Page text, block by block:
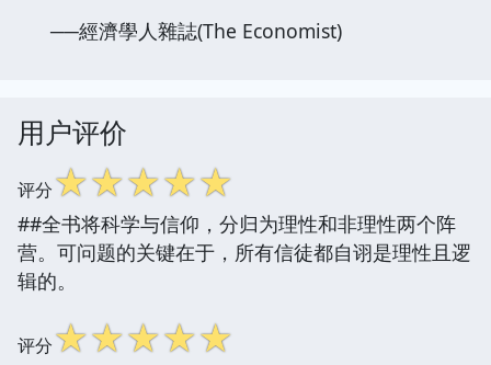
──經濟學人雜誌(The Economist)
用户评价
评分☆☆☆☆☆
##全书将科学与信仰，分归为理性和非理性两个阵
营。可问题的关键在于，所有信徒都自诩是理性且逻
辑的。
评分☆☆☆☆☆